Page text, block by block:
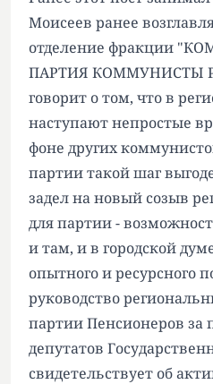
Моисеев ранее
отделение фракции
ПАРТИЯ КОММУНИСТЫ
говорит о том, что в
наступают непростые
фоне других
партии такой шаг
задел на новый созыв
для партии -
и там, и в городской
опытного и ресурсного
руководство
партии Пенсионеров за
депутатов
свидетельствует об